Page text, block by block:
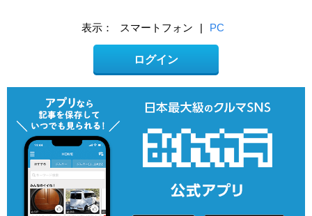
表示： スマートフォン | PC
ログイン